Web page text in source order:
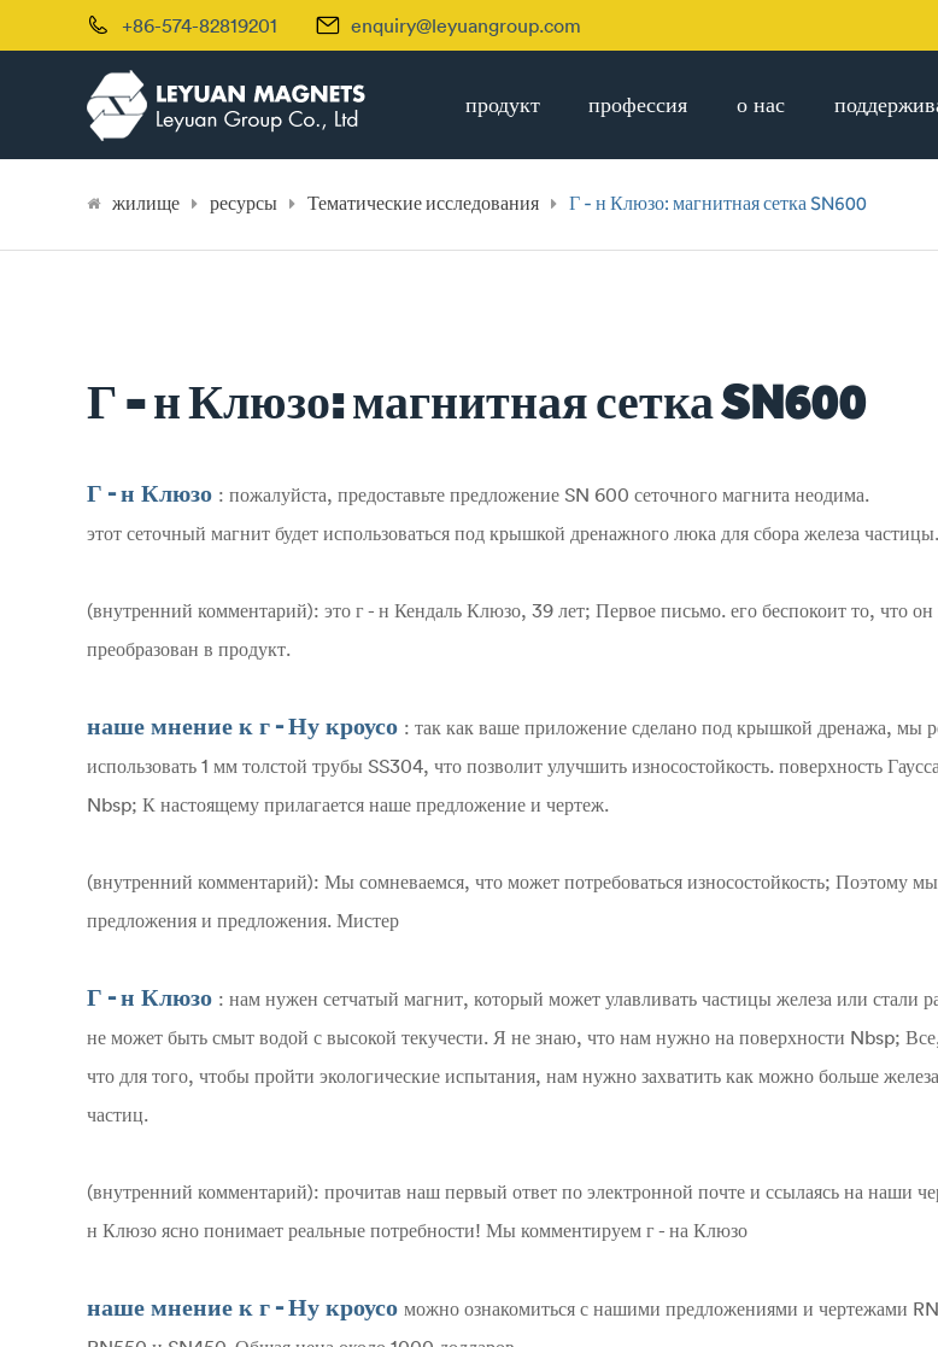
 +86-574-82819201  enquiry@leyuangroup.com
продукт профессия о нас
жилище ресурсы Тематические исследования Г - н Клюзо: магнитная сетка SN600
Г - н Клюзо: магнитная сетка SN600
Г - н Клюзо : пожалуйста, предоставьте предложение SN 600 сеточного магнита неодима.
этот сеточный магнит будет использоваться под крышкой дренажного люка для сбора железа частицы.
(внутренний комментарий): это г - н Кендаль Клюзо, 39 лет; Первое письмо. его беспокоит то, что
преобразован в продукт.
наше мнение к г - Ну кроусо : так как ваше приложение сделано под крышкой дренажа, мы
использовать 1 мм толстой трубы SS304, что позволит улучшить износостойкость. поверхность
Nbsp; К настоящему прилагается наше предложение и чертеж.
(внутренний комментарий): Мы сомневаемся, что может потребоваться износостойкость; Поэтому
предложения и предложения. Мистер
Г - н Клюзо : нам нужен сетчатый магнит, который может улавливать частицы железа или стали
не может быть смыт водой с высокой текучести. Я не знаю, что нам нужно на поверхности Nbsp;
что для того, чтобы пройти экологические испытания, нам нужно захватить как можно больше
частиц.
(внутренний комментарий): прочитав наш первый ответ по электронной почте и ссылаясь на наши
н Клюзо ясно понимает реальные потребности! Мы комментируем г - на Клюзо
наше мнение к г - Ну кроусо можно ознакомиться с нашими предложениями и чертежами